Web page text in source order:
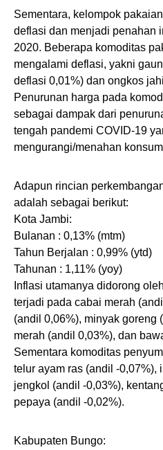
Sementara, kelompok
deflasi dan menjadi penahan
2020. Beberapa komoditas
mengalami deflasi, yakni
deflasi 0,01%) dan ongkos
Penurunan harga pada
sebagai dampak dari
tengah pandemi COVID-19
mengurangi/menahan
Adapun rincian
adalah sebagai berikut:
Kota Jambi:
Bulanan : 0,13% (mtm)
Tahun Berjalan : 0,99% (ytd)
Tahunan : 1,11% (yoy)
Inflasi utamanya didorong
terjadi pada cabai merah
(andil 0,06%), minyak goreng
merah (andil 0,03%), dan
Sementara komoditas
telur ayam ras (andil -0,07%),
jengkol (andil -0,03%),
pepaya (andil -0,02%).
Kabupaten Bungo: